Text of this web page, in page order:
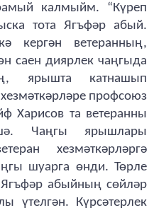
калмыйм. “Күреп
тота Ягъфәр абый.
кергән ветеранның,
саен диярлек чаңгыда
ярышта катнашып
профсоюз
Харисов та ветеранны
Чаңгы ярышлары
хезмәткәрләргә
шуарга өнди. Төрле
абыйның сөйләр
үтелгән. Күрсәтерлек